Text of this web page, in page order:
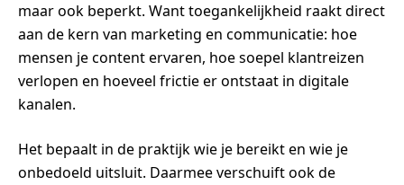
maar ook beperkt. Want toegankelijkheid raakt direct
aan de kern van marketing en communicatie: hoe
mensen je content ervaren, hoe soepel klantreizen
verlopen en hoeveel frictie er ontstaat in digitale
kanalen.
Het bepaalt in de praktijk wie je bereikt en wie je
onbedoeld uitsluit. Daarmee verschuift ook de